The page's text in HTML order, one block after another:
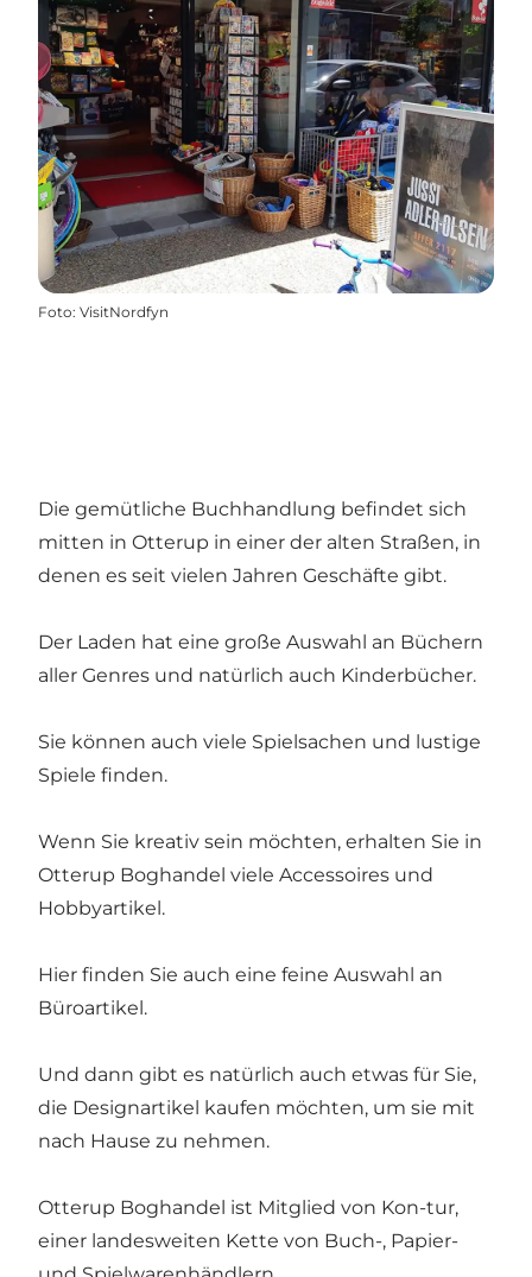
Foto: VisitNordfyn
Die gemütliche Buchhandlung befindet sich
mitten in Otterup in einer der alten Straßen, in
denen es seit vielen Jahren Geschäfte gibt.
Der Laden hat eine große Auswahl an Büchern
aller Genres und natürlich auch Kinderbücher.
Sie können auch viele Spielsachen und lustige
Spiele finden.
Wenn Sie kreativ sein möchten, erhalten Sie in
Otterup Boghandel viele Accessoires und
Hobbyartikel.
Hier finden Sie auch eine feine Auswahl an
Büroartikel.
Und dann gibt es natürlich auch etwas für Sie,
die Designartikel kaufen möchten, um sie mit
nach Hause zu nehmen.
Otterup Boghandel ist Mitglied von Kon-tur,
einer landesweiten Kette von Buch-, Papier-